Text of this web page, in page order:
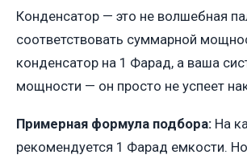
Конденсатор — это не волшебная
соответствовать суммарной
конденсатор на 1 Фарад, а ваша
мощности — он просто не успеет
Примерная формула подбора: На
рекомендуется 1 Фарад емкости.